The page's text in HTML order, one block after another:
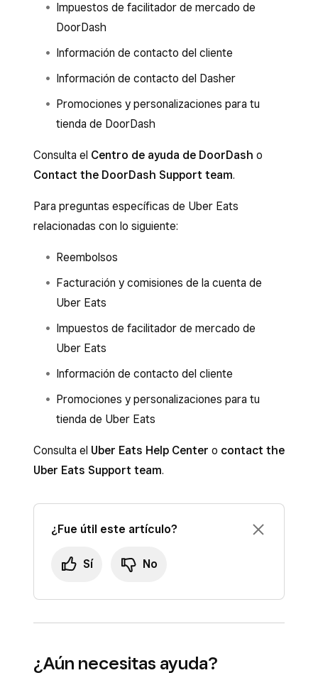
Impuestos de facilitador de mercado de
DoorDash
Información de contacto del cliente
Información de contacto del Dasher
Promociones y personalizaciones para tu
tienda de DoorDash
Consulta el Centro de ayuda de DoorDash o
Contact the DoorDash Support team.
Para preguntas específicas de Uber Eats
relacionadas con lo siguiente:
Reembolsos
Facturación y comisiones de la cuenta de
Uber Eats
Impuestos de facilitador de mercado de
Uber Eats
Información de contacto del cliente
Promociones y personalizaciones para tu
tienda de Uber Eats
Consulta el Uber Eats Help Center o contact the
Uber Eats Support team.
¿Fue útil este artículo?
Sí No
¿Aún necesitas ayuda?